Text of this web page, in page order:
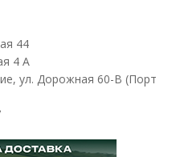
44
4 А
ул. Дорожная 60-В (Порт